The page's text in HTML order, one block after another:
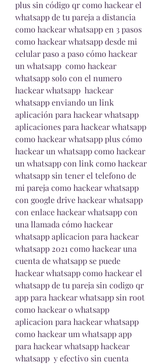
plus sin código qr como hackear el
whatsapp de tu pareja a distancia
como hackear whatsapp en 3 pasos
como hackear whatsapp desde mi
celular paso a paso cómo hackear
un whatsapp  como hackear
whatsapp solo con el numero
hackear whatsapp  hackear
whatsapp enviando un link
aplicación para hackear whatsapp
aplicaciones para hackear whatsapp
como hackear whatsapp plus cómo
hackear un whatsapp como hackear
un whatsapp con link como hackear
whatsapp sin tener el telefono de
mi pareja como hackear whatsapp
con google drive hackear whatsapp
con enlace hackear whatsapp con
una llamada cómo hackear
whatsapp aplicacion para hackear
whatsapp 2021 como hackear una
cuenta de whatsapp se puede
hackear whatsapp como hackear el
whatsapp de tu pareja sin codigo qr
app para hackear whatsapp sin root
como hackear o whatsapp
aplicacion para hackear whatsapp
como hackear um whatsapp app
para hackear whatsapp hackear
whatsapp  y efectivo sin cuenta